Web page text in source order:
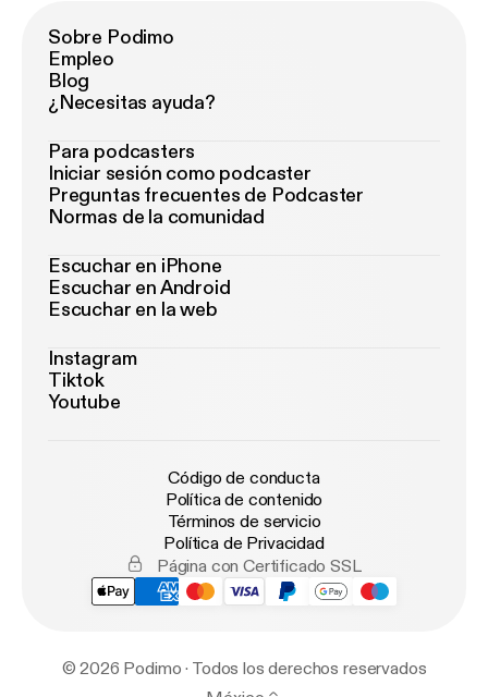
Sobre Podimo
Empleo
Blog
¿Necesitas ayuda?
Para podcasters
Iniciar sesión como podcaster
Preguntas frecuentes de Podcaster
Normas de la comunidad
Escuchar en iPhone
Escuchar en Android
Escuchar en la web
Instagram
Tiktok
Youtube
Código de conducta
Política de contenido
Términos de servicio
Política de Privacidad
Página con Certificado SSL
© 2026 Podimo · Todos los derechos reservados